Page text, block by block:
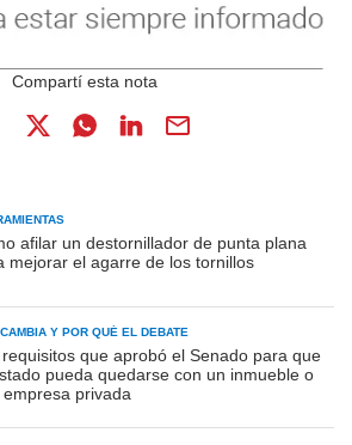
afilar un destornillador de punta plana
mejorar el agarre de los tornillos
Y POR QUÉ EL DEBATE
requisitos que aprobó el Senado para que
pueda quedarse con un inmueble o
empresa privada